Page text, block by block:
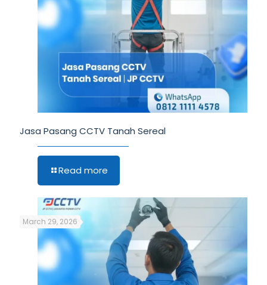
Jasa Pasang CCTV Tanah Sereal
Read more
March 29, 2026